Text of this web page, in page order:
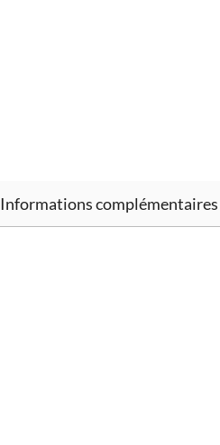
Informations complémentaires